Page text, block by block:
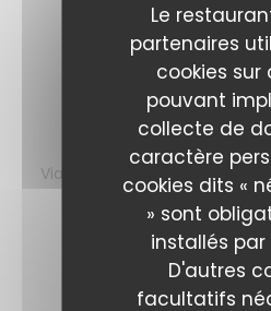
Le
partenaires
cookies sur
pouvant
collecte de
caractère
cookies dits «
» sont
installés
D'autres
facultatifs
Andouillette
Liste des
17,00
Steak tartare
Viande de bœuf crue hachée
accommoderez
Liste des
17,00
Souris d'agneau